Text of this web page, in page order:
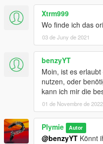
Xtrm999
Wo finde ich das
03 de Juny de 2021
benzyYT
Moin, ist es
nutzen, oder
kann ich mir die
01 de Novembre de 2022
Plymie Autor
@benzyYT Könnt